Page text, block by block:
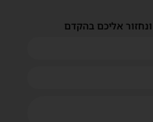
ונחזור אליכם בהקדם